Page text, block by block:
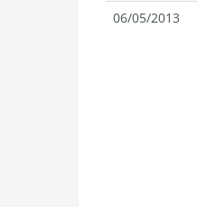
06/05/2013